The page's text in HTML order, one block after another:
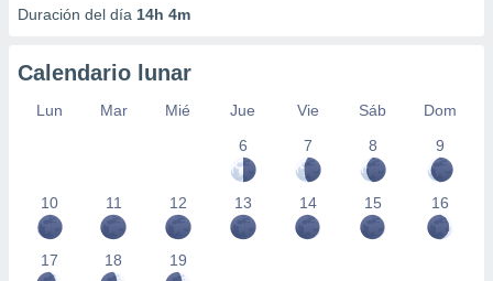
Duración del día 14h 4m
Calendario lunar
Lun Mar Mié Jue Vie Sáb
Dom
6
7 8 9
10 11 12 13 14 15 16
17 18 19